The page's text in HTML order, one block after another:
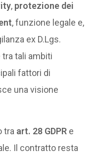
, protezione dei
, funzione legale e,
ex D.Lgs.
tali ambiti
fattori di
una visione
tra art. 28 GDPR e
Il contratto resta